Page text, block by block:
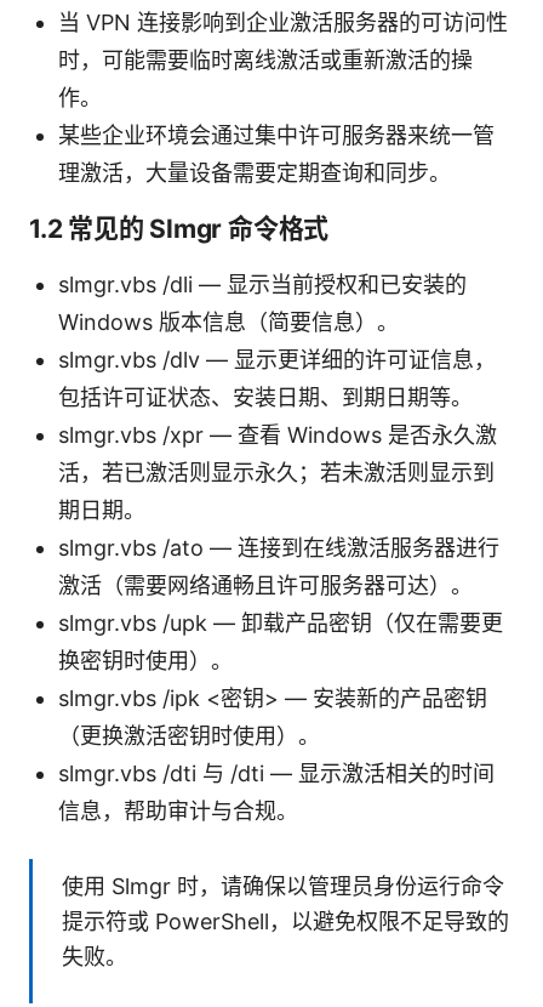
当 VPN 连接影响到企业激活服务器的可访问性
时，可能需要临时离线激活或重新激活的操
作。
某些企业环境会通过集中许可服务器来统一管
理激活，大量设备需要定期查询和同步。
1.2 常见的 Slmgr 命令格式
slmgr.vbs /dli — 显示当前授权和已安装的
Windows 版本信息（简要信息）。
slmgr.vbs /dlv — 显示更详细的许可证信息，
包括许可证状态、安装日期、到期日期等。
slmgr.vbs /xpr — 查看 Windows 是否永久激
活，若已激活则显示永久；若未激活则显示到
期日期。
slmgr.vbs /ato — 连接到在线激活服务器进行
激活（需要网络通畅且许可服务器可达）。
slmgr.vbs /upk — 卸载产品密钥（仅在需要更
换密钥时使用）。
slmgr.vbs /ipk <密钥> — 安装新的产品密钥
（更换激活密钥时使用）。
slmgr.vbs /dti 与 /dti — 显示激活相关的时间
信息，帮助审计与合规。
使用 Slmgr 时，请确保以管理员身份运行命令
提示符或 PowerShell，以避免权限不足导致的
失败。